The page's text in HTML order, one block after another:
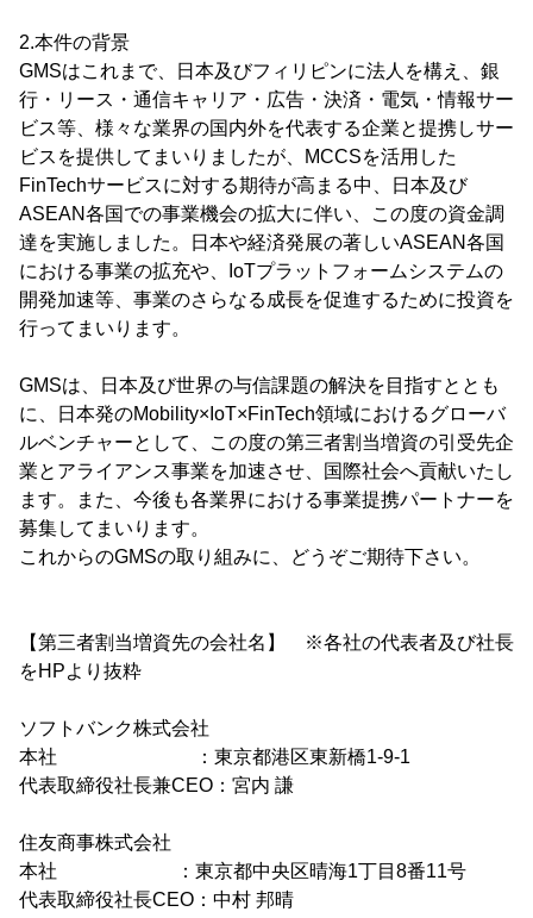
2.本件の背景
GMSはこれまで、日本及びフィリピンに法人を構え、銀
行・リース・通信キャリア・広告・決済・電気・情報サー
ビス等、様々な業界の国内外を代表する企業と提携しサー
ビスを提供してまいりましたが、MCCSを活用した
FinTechサービスに対する期待が高まる中、日本及び
ASEAN各国での事業機会の拡大に伴い、この度の資金調
達を実施しました。日本や経済発展の著しいASEAN各国
における事業の拡充や、IoTプラットフォームシステムの
開発加速等、事業のさらなる成長を促進するために投資を
行ってまいります。
GMSは、日本及び世界の与信課題の解決を目指すととも
に、日本発のMobility×IoT×FinTech領域におけるグローバ
ルベンチャーとして、この度の第三者割当増資の引受先企
業とアライアンス事業を加速させ、国際社会へ貢献いたし
ます。また、今後も各業界における事業提携パートナーを
募集してまいります。
これからのGMSの取り組みに、どうぞご期待下さい。
【第三者割当増資先の会社名】 ※各社の代表者及び社長
をHPより抜粋
ソフトバンク株式会社
本社 ：東京都港区東新橋1-9-1
代表取締役社長兼CEO：宮内 謙
住友商事株式会社
本社 ：東京都中央区晴海1丁目8番11号
代表取締役社長CEO：中村 邦晴